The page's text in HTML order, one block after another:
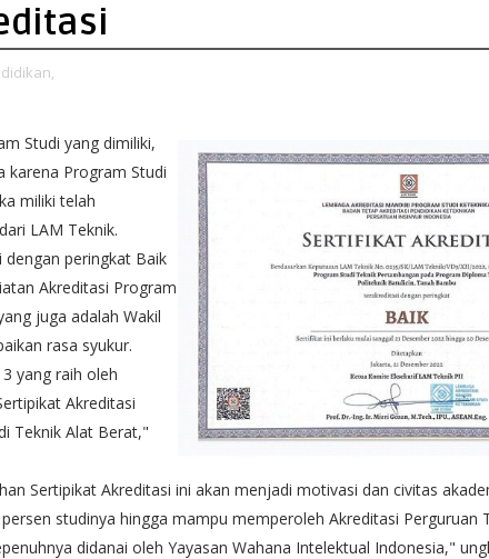
Studi yang dimiliki,
karena Program Studi
miliki telah
LAM Teknik.
peringkat Baik
Akreditasi Program
juga adalah Wakil
rasa syukur.
yang raih oleh
Akreditasi
Teknik Alat Berat,"
Sertipikat Akreditasi ini akan menjadi motivasi dan civitas
studinya hingga mampu memperoleh Akreditasi Perguruan
didanai oleh Yayasan Wahana Intelektual Indonesia,"